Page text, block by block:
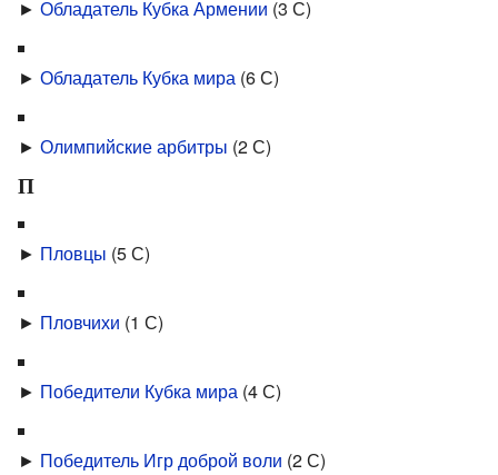
► Обладатель Кубка Армении (3 С)
► Обладатель Кубка мира (6 С)
► Олимпийские арбитры (2 С)
П
► Пловцы (5 С)
► Пловчихи (1 С)
► Победители Кубка мира (4 С)
► Победитель Игр доброй воли (2 С)